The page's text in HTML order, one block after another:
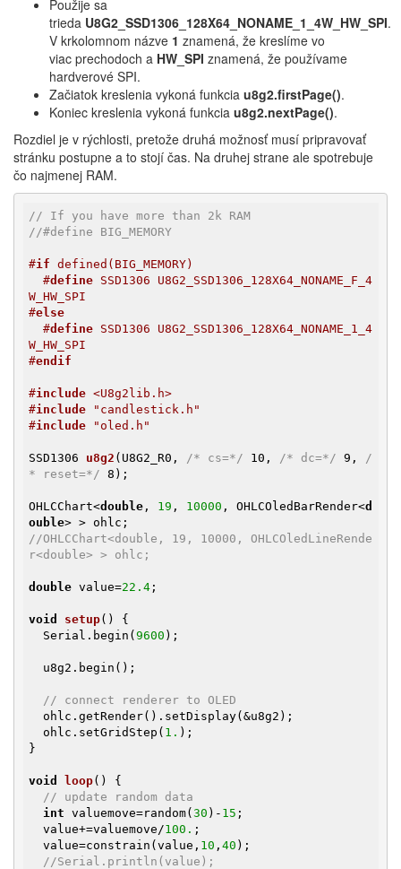
Použije sa
trieda U8G2_SSD1306_128X64_NONAME_1_4W_HW_SPI.
V krkolomnom názve 1 znamená, že kreslíme vo
viac prechodoch a HW_SPI znamená, že používame
hardverové SPI.
Začiatok kreslenia vykoná funkcia u8g2.firstPage().
Koniec kreslenia vykoná funkcia u8g2.nextPage().
Rozdiel je v rýchlosti, pretože druhá možnosť musí pripravovať
stránku postupne a to stojí čas. Na druhej strane ale spotrebuje
čo najmenej RAM.
// If you have more than 2k RAM
//#define BIG_MEMORY
#if defined(BIG_MEMORY)
#define SSD1306 U8G2_SSD1306_128X64_NONAME_F_4
W_HW_SPI
#else
#define SSD1306 U8G2_SSD1306_128X64_NONAME_1_4
W_HW_SPI
#endif
#include <U8g2lib.h>
#include "candlestick.h"
#include "oled.h"
SSD1306 u8g2 (U8G2_R0, /* cs=*/ 10, /* dc=*/ 9, /
* reset=*/ 8) ;
OHLCChart<double , 19 , 10000 , OHLCOledBarRender<d
ouble
//OHLCChart<double, 19, 10000, OHLCOledLineRende
r<double> > ohlc;
double value=22.4 ;
void setup()
{
  Serial.begin(
9600 );
// connect renderer to OLED
  ohlc.setGridStep(
1. );
}
void loop()
{
// update random data
int valuemove=random( 30 )- 15 ;
  value+=valuemove/
100. ;
  value=constrain(value,
10 , 40 );
//Serial.println(value);